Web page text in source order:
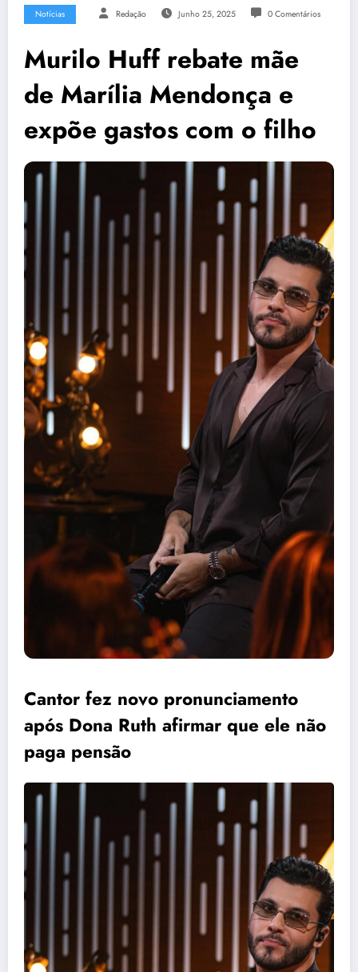
Notícias Redação Junho 25, 2025 0 Comentários
Murilo Huff rebate mãe
de Marília Mendonça e
expõe gastos com o filho
Cantor fez novo pronunciamento
após Dona Ruth afirmar que ele não
paga pensão